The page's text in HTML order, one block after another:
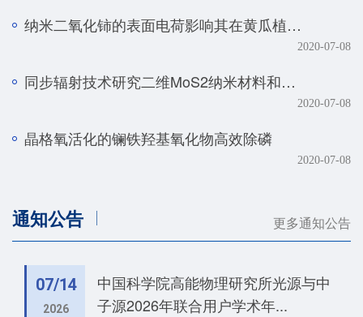
纳米二氧化铈的表面电荷影响其在黄瓜植株中的转化、转运及毒性
2020-07-08
同步辐射技术研究二维MoS2纳米材料和生物体的相互作用规律
2020-07-08
晶格氧活化的镧铁羟基氧化物高效除磷
2020-07-08
通知公告 更多通知公告
07/14
2026
中国科学院高能物理研究所光源与中
子源2026年联合用户学术年...